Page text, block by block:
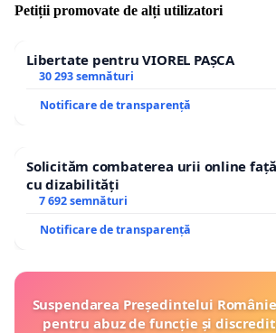
Petiții promovate de alți utilizatori
Libertate pentru VIOREL PAȘCA
30 293 semnături
Notificare de transparență
Solicităm combaterea urii online
cu dizabilități
7 692 semnături
Notificare de transparență
Suspendarea Președintelui
pentru abuz de funcție și